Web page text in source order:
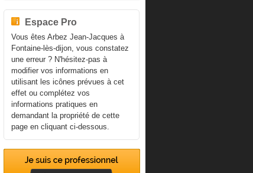
Espace Pro
Vous êtes Arbez Jean-Jacques à
Fontaine-lès-dijon, vous constatez
une erreur ? N'hésitez-pas à
modifier vos informations en
utilisant les icônes prévues à cet
effet ou complétez vos
informations pratiques en
demandant la propriété de cette
page en cliquant ci-dessous.